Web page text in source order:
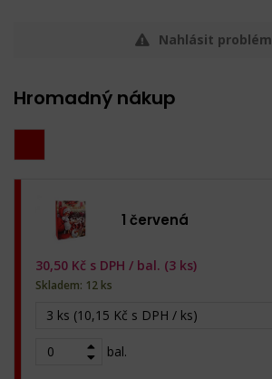
Nahlásit problém
Hromadný nákup
1 červená
3 ks (10,15 Kč s DPH / ks)
bal.
30,50 Kč s DPH / bal. (3 ks)
Skladem: 12 ks